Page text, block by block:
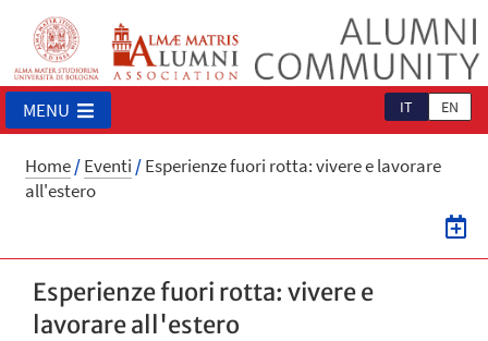
IT EN
MENU
Home/Eventi /Esperienze fuori rotta: vivere e lavorare
all'estero
Esperienze fuori rotta: vivere e
lavorare all'estero